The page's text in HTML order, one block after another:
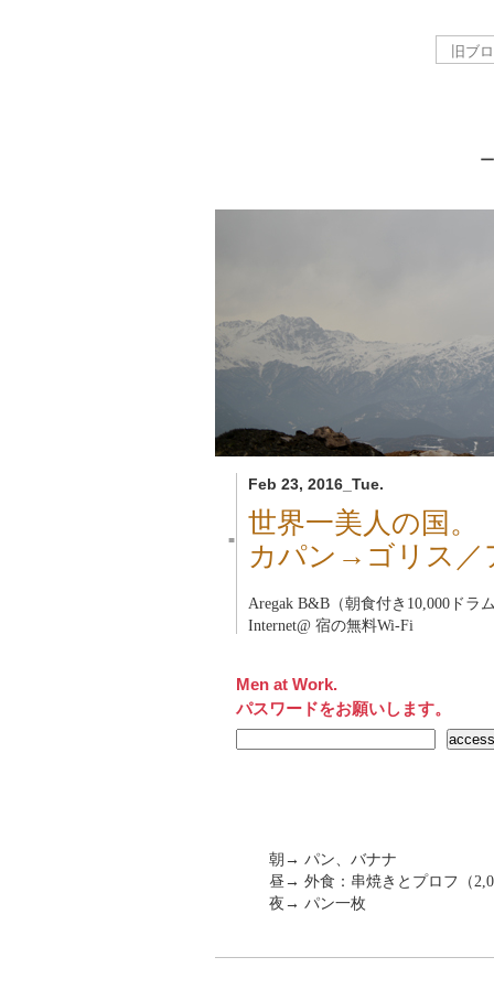
Feb 23, 2016_Tue.
■
世界一美人の国。
カパン→ゴリス／
Aregak B&B（朝食付き10,000ドラ
Internet@ 宿の無料Wi-Fi
Men at Work.
パスワードをお願いします。
朝→ パン、バナナ
昼→ 外食：串焼きとプロフ（
夜→ パン一枚